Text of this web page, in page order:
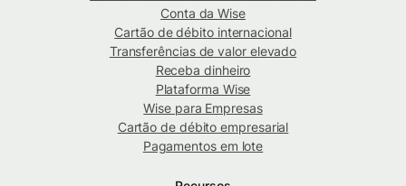
Conta da Wise
Cartão de débito internacional
Transferências de valor elevado
Receba dinheiro
Plataforma Wise
Wise para Empresas
Cartão de débito empresarial
Pagamentos em lote